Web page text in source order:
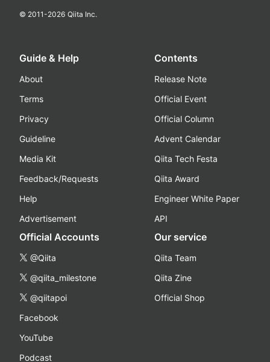
© 2011-2026 Qiita Inc.
Guide & Help
About
Terms
Privacy
Guideline
Media Kit
Feedback/Requests
Help
Advertisement
Contents
Release Note
Official Event
Official Column
Advent Calendar
Qiita Tech Festa
Qiita Award
Engineer White Paper
API
Official Accounts
@Qiita
@qiita_milestone
@qiitapoi
Facebook
YouTube
Podcast
Our service
Qiita Team
Qiita Zine
Official Shop